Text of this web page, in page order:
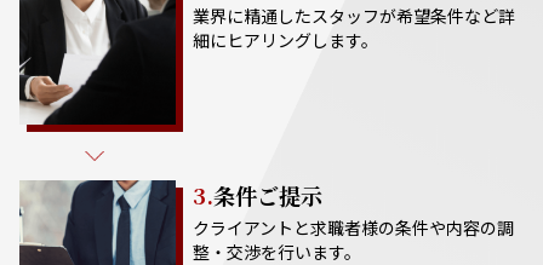
業界に精通したスタッフが希望条件など詳
細にヒアリングします。
3.条件ご提示
クライアントと求職者様の条件や内容の調
整・交渉を行います。